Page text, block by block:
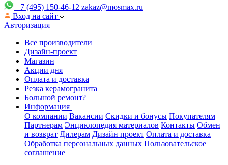
+7 (495) 150-46-12 zakaz@mosmax.ru
Вход на сайт
Авторизация
Все производители
Дизайн-проект
Магазин
Акции дня
Оплата и доставка
Резка керамогранита
Большой ремонт?
Информация
О компании Вакансии Скидки и бонусы Покупателям
Партнерам Энциклопедия материалов Контакты Обмен
и возврат Дилерам Дизайн проект Оплата и доставка
Обработка персональных данных Пользовательское
соглашение